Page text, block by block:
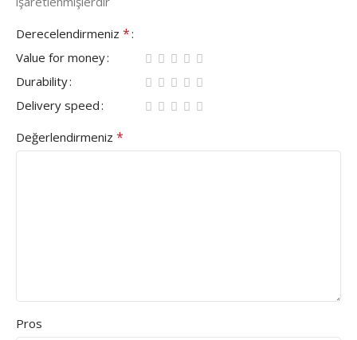
Derecelendirmeniz *
Value for money
Durability
Delivery speed
Değerlendirmeniz *
Pros